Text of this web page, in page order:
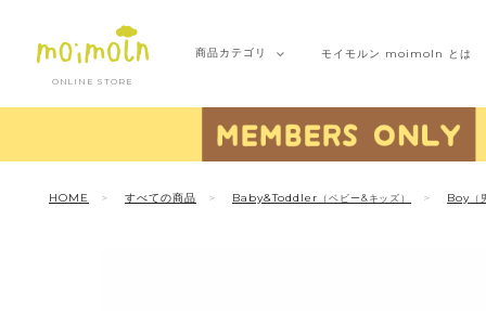
ONLINE STORE
商品カテゴリ モイモルン moimoln とは
HOME すべての商品 Baby&Toddler （ベビー&キッズ） Boy （